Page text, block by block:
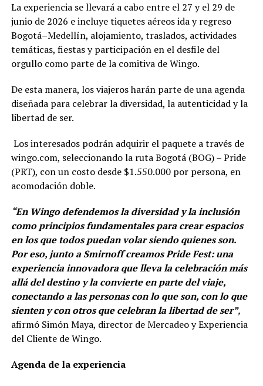
La experiencia se llevará a cabo entre el 27 y el 29 de
junio de 2026 e incluye tiquetes aéreos ida y regreso
Bogotá–Medellín, alojamiento, traslados, actividades
temáticas, fiestas y participación en el desfile del
orgullo como parte de la comitiva de Wingo.
De esta manera, los viajeros harán parte de una agenda
diseñada para celebrar la diversidad, la autenticidad y la
libertad de ser.
Los interesados podrán adquirir el paquete a través de
wingo.com, seleccionando la ruta Bogotá (BOG) – Pride
(PRT), con un costo desde $1.550.000 por persona, en
acomodación doble.
“En Wingo defendemos la diversidad y la inclusión
como principios fundamentales para crear espacios
en los que todos puedan volar siendo quienes son.
Por eso, junto a Smirnoff creamos Pride Fest: una
experiencia innovadora que lleva la celebración más
allá del destino y la convierte en parte del viaje,
conectando a las personas con lo que son, con lo que
sienten y con otros que celebran la libertad de ser”,
afirmó Simón Maya, director de Mercadeo y Experiencia
del Cliente de Wingo.
Agenda de la experiencia